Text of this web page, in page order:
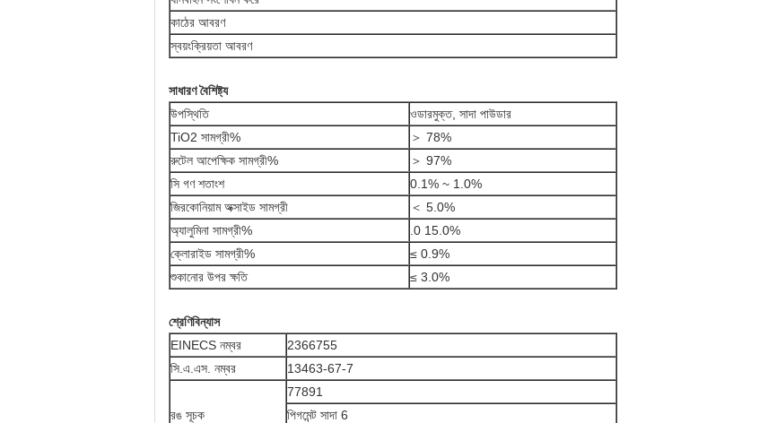
কাঠের আবরণ
স্বয়ংক্রিয়তা আবরণ
সাধারণ বৈশিষ্ট্য
উপস্থিতি
ওডারমুক্ত, সাদা পাউডার
TiO2 সামগ্রী%
＞ 78%
রুটেল আপেক্ষিক সামগ্রী%
＞ 97%
সি গণ শতাংশ
0.1% ~ 1.0%
জিরকোনিয়াম অক্সাইড সামগ্রী
＜ 5.0%
অ্যালুমিনা সামগ্রী%
.0 15.0%
ক্লোরাইড সামগ্রী%
≤ 0.9%
শুকানোর উপর ক্ষতি
≤ 3.0%
শ্রেণিবিন্যাস
EINECS নম্বর
2366755
সি.এ.এস. নম্বর
13463-67-7
রঙ সূচক
77891
পিগমেন্ট সাদা 6